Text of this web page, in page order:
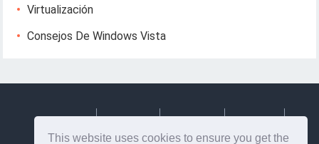
This website uses cookies to ensure you get the
Virtualización
Consejos De Windows Vista